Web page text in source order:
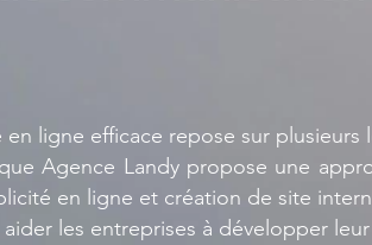
en ligne efficace repose sur
Agence Landy propose une
en ligne et création de site
les entreprises à développer